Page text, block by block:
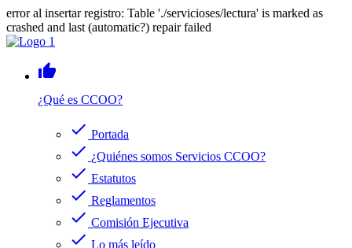
error al insertar registro: Table './servicioses/lectura' is marked as
crashed and last (automatic?) repair failed
thumb_up
¿Qué es CCOO?
check Portada
check ¿Quiénes somos Servicios CCOO?
check Estatutos
check Reglamentos
check Comisión Ejecutiva
check Lo más leído